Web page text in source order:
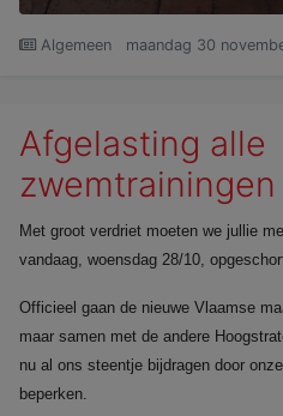
Algemeen maandag 30
Afgelasting alle
Met groot verdriet moeten we jullie
vandaag, woensdag 28/10,
Officieel gaan de nieuwe Vlaamse
maar samen met de andere
nu al ons steentje bijdragen door
beperken.